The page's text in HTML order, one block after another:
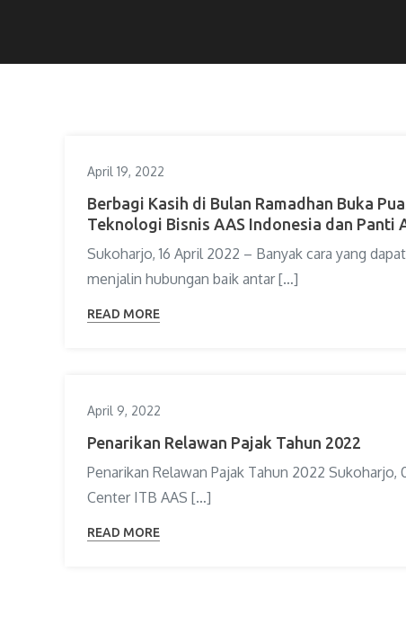
April 19, 2022
Berbagi Kasih di Bulan Ramadhan Buka
Teknologi Bisnis AAS Indonesia dan Panti
Sukoharjo, 16 April 2022 – Banyak cara yang
menjalin hubungan baik antar […]
READ MORE
April 9, 2022
Penarikan Relawan Pajak Tahun 2022
Penarikan Relawan Pajak Tahun 2022
Center ITB AAS […]
READ MORE